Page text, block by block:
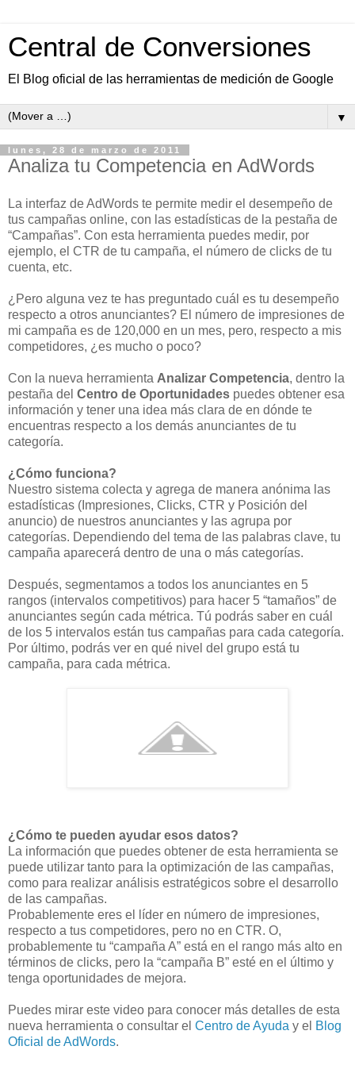
Central de Conversiones
El Blog oficial de las herramientas de medición de Google
▼
lunes, 28 de marzo de 2011
Analiza tu Competencia en AdWords
La interfaz de AdWords te permite medir el desempeño de
tus campañas online, con las estadísticas de la pestaña de
“Campañas”. Con esta herramienta puedes medir, por
ejemplo, el CTR de tu campaña, el número de clicks de tu
cuenta, etc.
¿Pero alguna vez te has preguntado cuál es tu desempeño
respecto a otros anunciantes? El número de impresiones de
mi campaña es de 120,000 en un mes, pero, respecto a mis
competidores, ¿es mucho o poco?
Con la nueva herramienta Analizar Competencia, dentro la
pestaña del Centro de Oportunidades puedes obtener esa
información y tener una idea más clara de en dónde te
encuentras respecto a los demás anunciantes de tu
categoría.
¿Cómo funciona?
Nuestro sistema colecta y agrega de manera anónima las
estadísticas (Impresiones, Clicks, CTR y Posición del
anuncio) de nuestros anunciantes y las agrupa por
categorías. Dependiendo del tema de las palabras clave, tu
campaña aparecerá dentro de una o más categorías.
Después, segmentamos a todos los anunciantes en 5
rangos (intervalos competitivos) para hacer 5 “tamaños” de
anunciantes según cada métrica. Tú podrás saber en cuál
de los 5 intervalos están tus campañas para cada categoría.
Por último, podrás ver en qué nivel del grupo está tu
campaña, para cada métrica.
¿Cómo te pueden ayudar esos datos?
La información que puedes obtener de esta herramienta se
puede utilizar tanto para la optimización de las campañas,
como para realizar análisis estratégicos sobre el desarrollo
de las campañas.
Probablemente eres el líder en número de impresiones,
respecto a tus competidores, pero no en CTR. O,
probablemente tu “campaña A” está en el rango más alto en
términos de clicks, pero la “campaña B” esté en el último y
tenga oportunidades de mejora.
Puedes mirar este video para conocer más detalles de esta
nueva herramienta o consultar el Centro de Ayuda y el Blog
Oficial de AdWords.